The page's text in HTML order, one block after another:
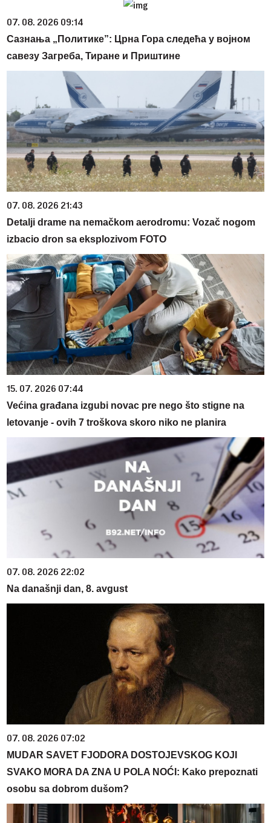
07. 08. 2026 09:14
Сазнања „Политике”: Црна Гора следећа у војном
савезу Загреба, Тиране и Приштине
07. 08. 2026 21:43
Detalji drame na nemačkom aerodromu: Vozač nogom
izbacio dron sa eksplozivom FOTO
15. 07. 2026 07:44
Većina građana izgubi novac pre nego što stigne na
letovanje - ovih 7 troškova skoro niko ne planira
07. 08. 2026 22:02
Na današnji dan, 8. avgust
07. 08. 2026 07:02
MUDAR SAVET FJODORA DOSTOJEVSKOG KOJI
SVAKO MORA DA ZNA U POLA NOĆI: Kako prepoznati
osobu sa dobrom dušom?